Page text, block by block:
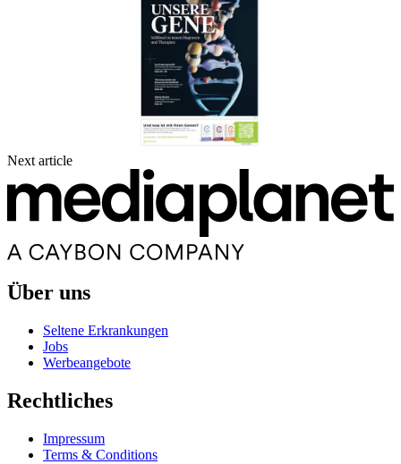
Next article
Über uns
Seltene Erkrankungen
Jobs
Werbeangebote
Rechtliches
Impressum
Terms & Conditions